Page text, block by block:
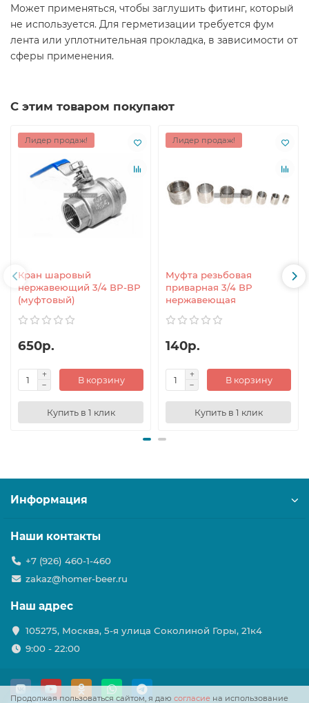
Может применяться, чтобы заглушить фитинг, который
не используется. Для герметизации требуется фум
лента или уплотнительная прокладка, в зависимости от
сферы применения.
С этим товаром покупают
Лидер продаж!
Кран шаровый
нержавеющий 3/4 ВР-ВР
(муфтовый)
650р.
В корзину
Купить в 1 клик
Лидер продаж!
Муфта резьбовая
приварная 3/4 ВР
нержавеющая
140р.
В корзину
Купить в 1 клик
Продолжая пользоваться сайтом, я даю согласие на использование
Информация
Наши контакты
+7 (926) 460-1-460
zakaz@homer-beer.ru
Наш адрес
105275, Москва, 5-я улица Соколиной Горы, 21к4
9:00 - 22:00